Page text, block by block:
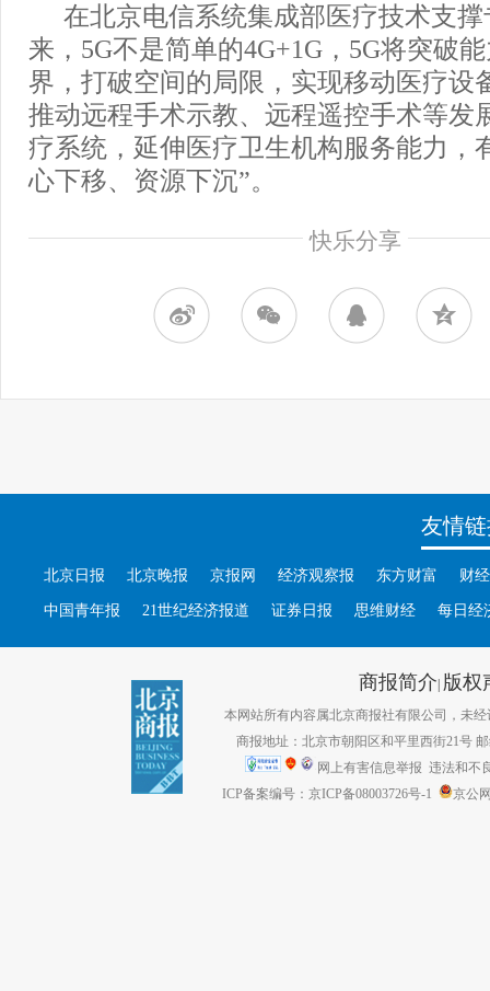
在北京电信系统集成部医疗技术支
来，5G不是简单的4G+1G，5G将突破
界，打破空间的局限，实现移动医疗设
推动远程手术示教、远程遥控手术等发
疗系统，延伸医疗卫生机构服务能力，
心下移、资源下沉”。
快乐分享
友情
北京日报 北京晚报 京报网 经济观察报 东方财富 财
中国青年报 21世纪经济报道 证券日报 思维财经 每日经
商报简介| 版权
本网站所有内容属北京商报社有限公司，未经
商报地址：北京市朝阳区和平里西街21号
网上有害信息举报 违法和不
ICP备案编号：京ICP备08003726号-1
京公